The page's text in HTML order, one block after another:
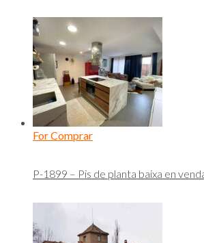
For Comprar
P-1899 – Pis de planta baixa en